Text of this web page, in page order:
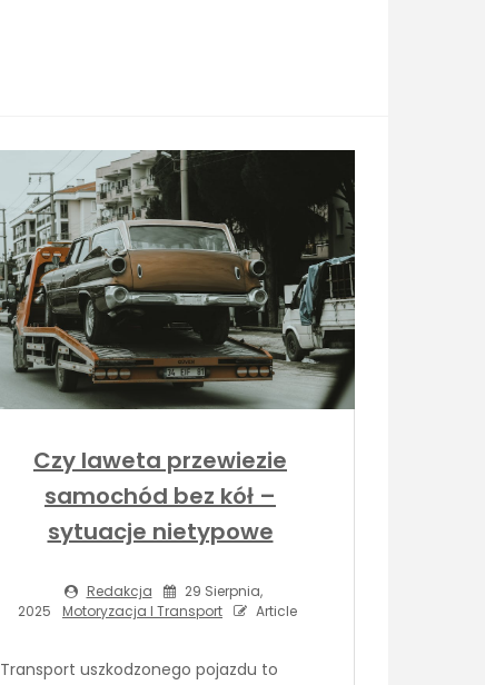
Czy laweta przewiezie
samochód bez kół –
sytuacje nietypowe
Redakcja
29 Sierpnia,
2025
Motoryzacja I Transport Article
Transport uszkodzonego pojazdu to